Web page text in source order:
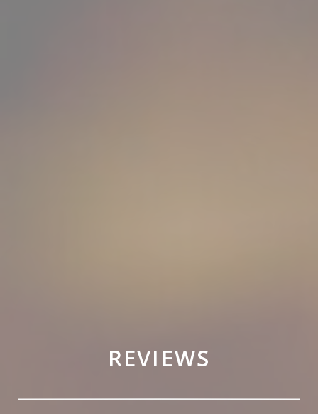
REVIEWS